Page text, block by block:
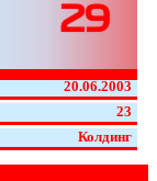
29
20.06.2003
23
Колдинг